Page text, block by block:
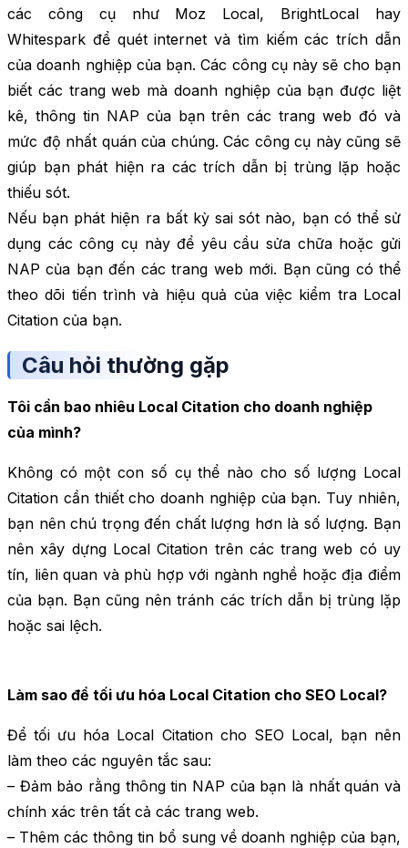
các công cụ như Moz Local, BrightLocal hay
Whitespark để quét internet và tìm kiếm các trích dẫn
của doanh nghiệp của bạn. Các công cụ này sẽ cho bạn
biết các trang web mà doanh nghiệp của bạn được liệt
kê, thông tin NAP của bạn trên các trang web đó và
mức độ nhất quán của chúng. Các công cụ này cũng sẽ
giúp bạn phát hiện ra các trích dẫn bị trùng lặp hoặc
thiếu sót.
Nếu bạn phát hiện ra bất kỳ sai sót nào, bạn có thể sử
dụng các công cụ này để yêu cầu sửa chữa hoặc gửi
NAP của bạn đến các trang web mới. Bạn cũng có thể
theo dõi tiến trình và hiệu quả của việc kiểm tra Local
Citation của bạn.
Câu hỏi thường gặp
Tôi cần bao nhiêu Local Citation cho doanh nghiệp
của mình?
Không có một con số cụ thể nào cho số lượng Local
Citation cần thiết cho doanh nghiệp của bạn. Tuy nhiên,
bạn nên chú trọng đến chất lượng hơn là số lượng. Bạn
nên xây dựng Local Citation trên các trang web có uy
tín, liên quan và phù hợp với ngành nghề hoặc địa điểm
của bạn. Bạn cũng nên tránh các trích dẫn bị trùng lặp
hoặc sai lệch.
Làm sao để tối ưu hóa Local Citation cho SEO Local?
Để tối ưu hóa Local Citation cho SEO Local, bạn nên
làm theo các nguyên tắc sau:
– Đảm bảo rằng thông tin NAP của bạn là nhất quán và
chính xác trên tất cả các trang web.
– Thêm các thông tin bổ sung về doanh nghiệp của bạn,